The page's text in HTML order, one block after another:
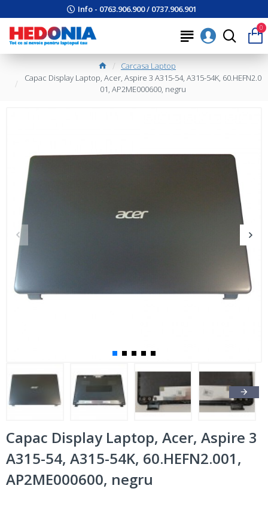
Info - 0763.906.900 / 0737.906.901
0
Carcasa Laptop
Capac Display Laptop, Acer, Aspire 3 A315-54, A315-54K, 60.HEFN2.0
01, AP2ME000600, negru
Capac Display Laptop, Acer, Aspire 3
A315-54, A315-54K, 60.HEFN2.001,
AP2ME000600, negru